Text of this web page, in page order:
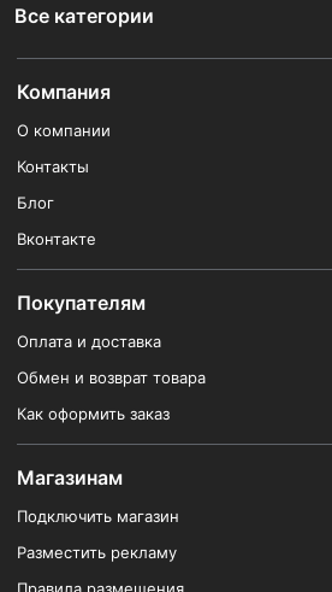
Все категории
Компания
О компании
Контакты
Блог
Вконтакте
Покупателям
Оплата и доставка
Обмен и возврат товара
Как оформить заказ
Магазинам
Подключить магазин
Разместить рекламу